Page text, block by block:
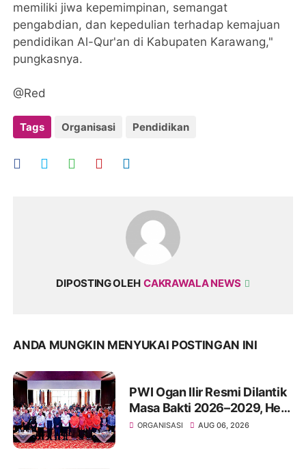
memiliki jiwa kepemimpinan, semangat
pengabdian, dan kepedulian terhadap kemajuan
pendidikan Al-Qur'an di Kabupaten Karawang,"
pungkasnya.
@Red
Tags Organisasi Pendidikan
DIPOSTING OLEH CAKRAWALA NEWS
ANDA MUNGKIN MENYUKAI POSTINGAN INI
PWI Ogan Ilir Resmi Dilantik
Masa Bakti 2026–2029, Heri
Kusnadi Pimpin Organisasi
ORGANISASI AUG 06, 2026